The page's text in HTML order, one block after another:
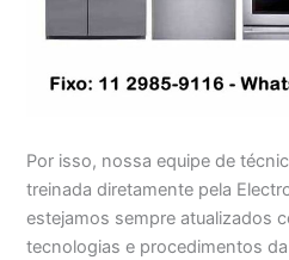
Por isso, nossa equipe de
treinada diretamente pela
estejamos sempre atualizados
tecnologias e procedimentos